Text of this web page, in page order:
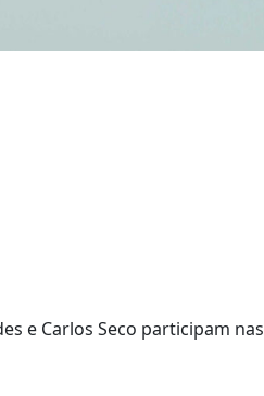
e Carlos Seco participam nas